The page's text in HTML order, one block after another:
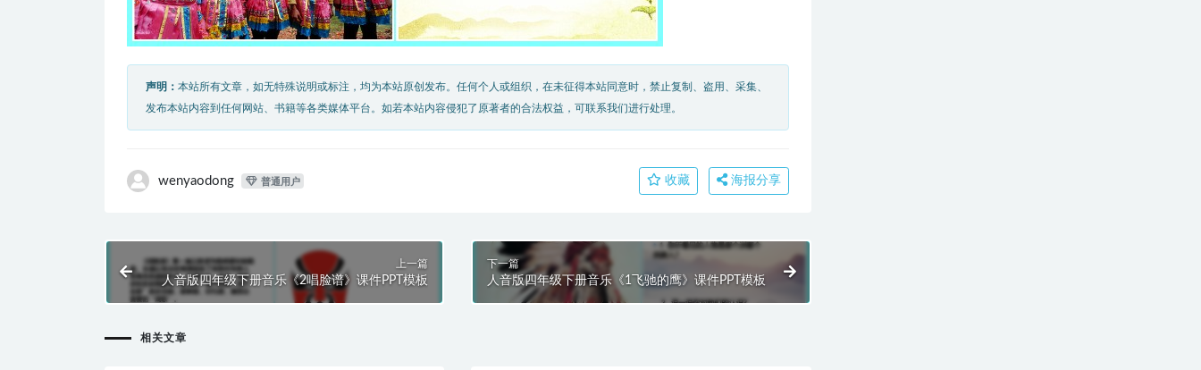
声明： 本站所有文章，如无特殊说明或标注，均为本站原创发布。任何个人或组织，在未征得本站同意时，禁止复制、盗用、采集、
发布本站内容到任何网站、书籍等各类媒体平台。如若本站内容侵犯了原著者的合法权益，可联系我们进行处理。
wenyaodong 普通用户 收藏 海报分享
上一篇
人音版四年级下册音乐《2唱脸谱》课件PPT模板
下一篇
人音版四年级下册音乐《1飞驰的鹰》课件PPT模板
相关文章